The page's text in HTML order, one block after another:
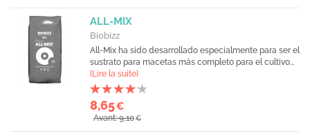
ALL-MIX
Biobizz
All-Mix ha sido desarrollado especialmente para ser el
sustrato para macetas más completo para el cultivo...
[Lire la suite]
8,65€
Avant: 9,10€